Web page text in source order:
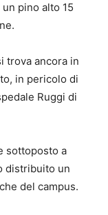
pino alto 15
trova ancora in
in pericolo di
Ruggi di
sottoposto a
distribuito un
del campus.